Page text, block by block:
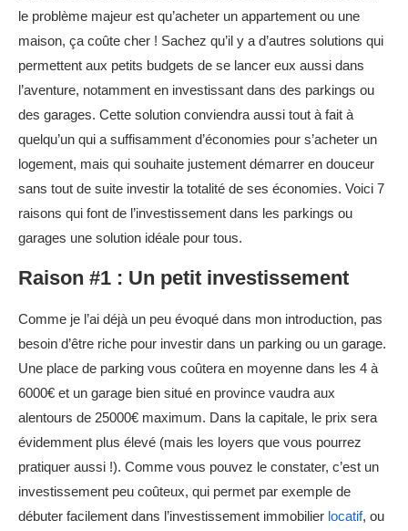
le problème majeur est qu’acheter un appartement ou une
maison, ça coûte cher ! Sachez qu’il y a d’autres solutions qui
permettent aux petits budgets de se lancer eux aussi dans
l’aventure, notamment en investissant dans des parkings ou
des garages. Cette solution conviendra aussi tout à fait à
quelqu’un qui a suffisamment d’économies pour s’acheter un
logement, mais qui souhaite justement démarrer en douceur
sans tout de suite investir la totalité de ses économies. Voici 7
raisons qui font de l’investissement dans les parkings ou
garages une solution idéale pour tous.
Raison #1 : Un petit investissement
Comme je l’ai déjà un peu évoqué dans mon introduction, pas
besoin d’être riche pour investir dans un parking ou un garage.
Une place de parking vous coûtera en moyenne dans les 4 à
6000€ et un garage bien situé en province vaudra aux
alentours de 25000€ maximum. Dans la capitale, le prix sera
évidemment plus élevé (mais les loyers que vous pourrez
pratiquer aussi !). Comme vous pouvez le constater, c’est un
investissement peu coûteux, qui permet par exemple de
débuter facilement dans l’investissement immobilier locatif, ou